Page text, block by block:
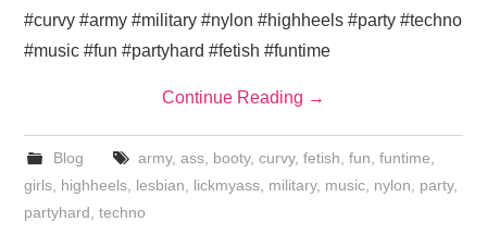
#curvy #army #military #nylon #highheels #party #techno
#music #fun #partyhard #fetish #funtime
Continue Reading →
Blog army, ass, booty, curvy, fetish fun funtime
girls highheels lesbian lickmyass military, music nylon party,
partyhard ,techno